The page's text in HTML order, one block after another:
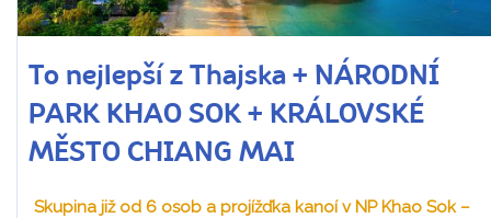
To nejlepší z Thajska + NÁRODNÍ
PARK KHAO SOK + KRÁLOVSKÉ
MĚSTO CHIANG MAI
Skupina již od 6 osob a projížďka kanoí v NP Khao Sok –